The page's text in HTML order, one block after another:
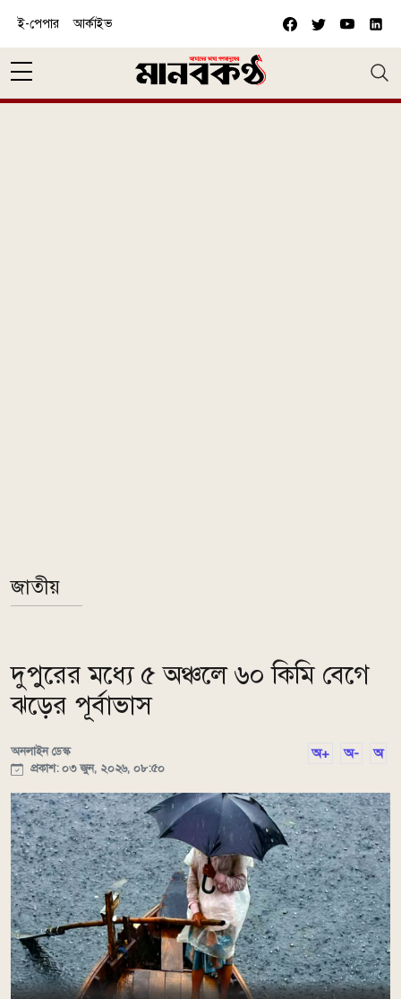
ই-পেপার আর্কাইভ
জাতীয়
দুপুরের মধ্যে ৫ অঞ্চলে ৬০ কিমি বেগে
ঝড়ের পূর্বাভাস
অনলাইন ডেস্ক
প্রকাশ: ০৩ জুন, ২০২৬, ০৮:৫০
অ+ অ- অ